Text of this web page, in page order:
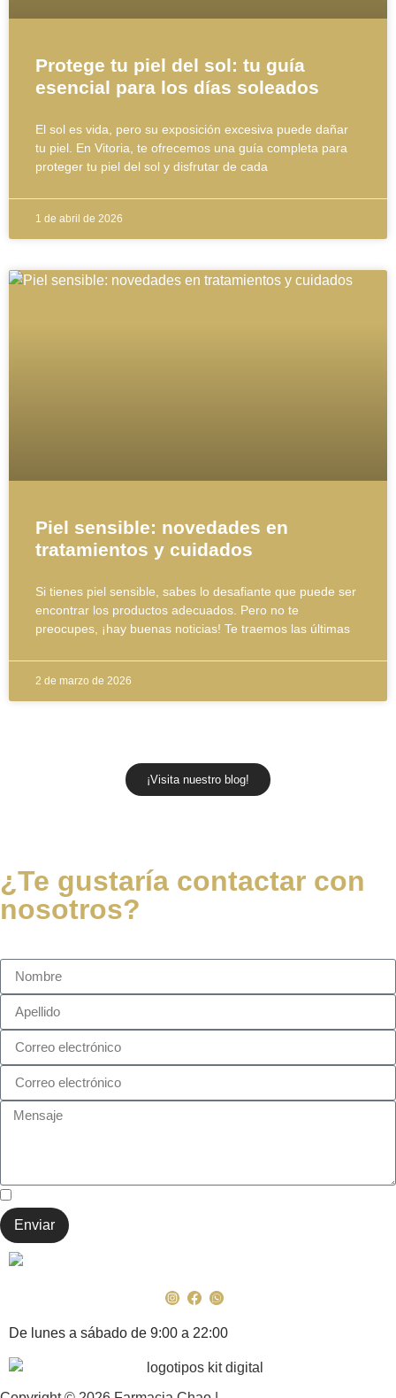
Protege tu piel del sol: tu guía
esencial para los días soleados
El sol es vida, pero su exposición excesiva puede dañar
tu piel. En Vitoria, te ofrecemos una guía completa para
proteger tu piel del sol y disfrutar de cada
1 de abril de 2026
Piel sensible: novedades en
tratamientos y cuidados
Si tienes piel sensible, sabes lo desafiante que puede ser
encontrar los productos adecuados. Pero no te
preocupes, ¡hay buenas noticias! Te traemos las últimas
2 de marzo de 2026
¡Visita nuestro blog!
¿Te gustaría contactar con
nosotros?
Enviar
De lunes a sábado de 9:00 a 22:00